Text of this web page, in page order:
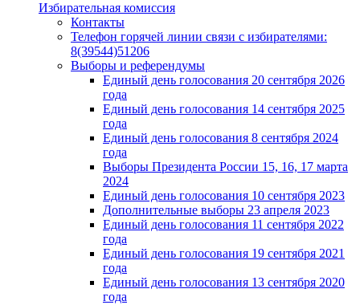
Избирательная комиссия
Контакты
Телефон горячей линии связи с избирателями:
8(39544)51206
Выборы и референдумы
Единый день голосования 20 сентября 2026
года
Единый день голосования 14 сентября 2025
года
Единый день голосования 8 сентября 2024
года
Выборы Президента России 15, 16, 17 марта
2024
Единый день голосования 10 сентября 2023
Дополнительные выборы 23 апреля 2023
Единый день голосования 11 сентября 2022
года
Единый день голосования 19 сентября 2021
года
Единый день голосования 13 сентября 2020
года